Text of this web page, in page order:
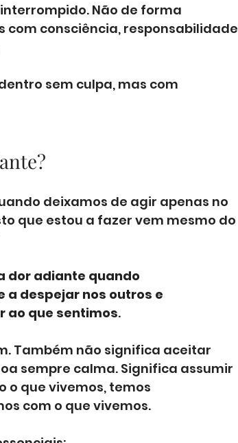
Não de forma
com consciência, responsabilidade
sem culpa, mas com
deixamos de agir apenas no
que estou a fazer vem mesmo do
dor adiante quando
a despejar nos outros e
ao que sentimos.
Também não significa aceitar
sempre calma. Significa assumir
o que vivemos, temos
com o que vivemos.